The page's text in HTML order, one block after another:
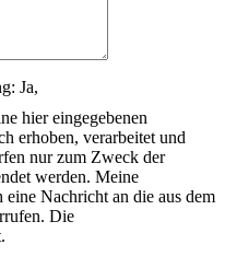
Ja,
hier eingegebenen
erhoben, verarbeitet und
nur zum Zweck der
werden. Meine
Nachricht an die aus dem
Die